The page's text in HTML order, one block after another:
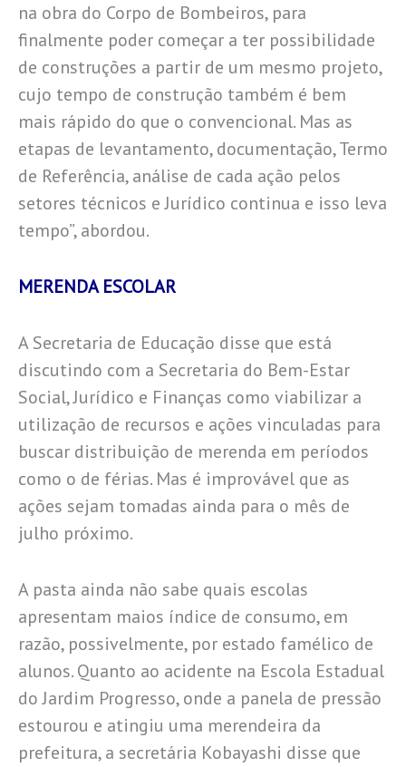
na obra do Corpo de Bombeiros, para
finalmente poder começar a ter possibilidade
de construções a partir de um mesmo projeto,
cujo tempo de construção também é bem
mais rápido do que o convencional. Mas as
etapas de levantamento, documentação, Termo
de Referência, análise de cada ação pelos
setores técnicos e Jurídico continua e isso leva
tempo”, abordou.
MERENDA ESCOLAR
A Secretaria de Educação disse que está
discutindo com a Secretaria do Bem-Estar
Social, Jurídico e Finanças como viabilizar a
utilização de recursos e ações vinculadas para
buscar distribuição de merenda em períodos
como o de férias. Mas é improvável que as
ações sejam tomadas ainda para o mês de
julho próximo.
A pasta ainda não sabe quais escolas
apresentam maios índice de consumo, em
razão, possivelmente, por estado famélico de
alunos. Quanto ao acidente na Escola Estadual
do Jardim Progresso, onde a panela de pressão
estourou e atingiu uma merendeira da
prefeitura, a secretária Kobayashi disse que